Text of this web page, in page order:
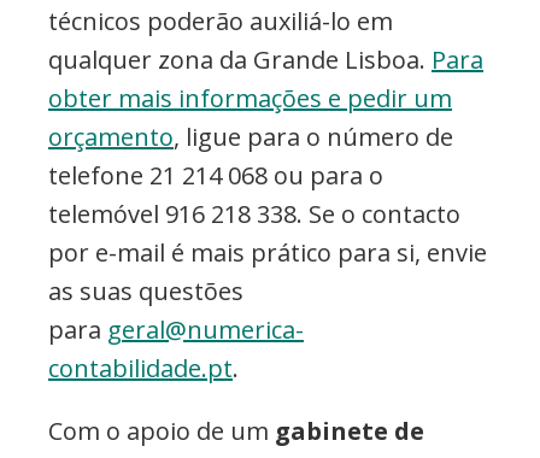
técnicos poderão auxiliá-lo em
qualquer zona da Grande Lisboa. Para
obter mais informações e pedir um
orçamento, ligue para o número de
telefone 21 214 068 ou para o
telemóvel 916 218 338. Se o contacto
por e-mail é mais prático para si, envie
as suas questões
para geral@numerica-
contabilidade.pt.
Com o apoio de um gabinete de